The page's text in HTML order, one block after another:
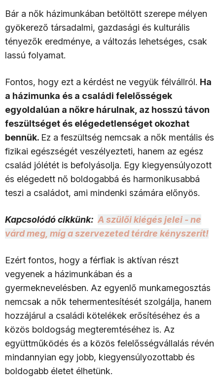
Bár a nők házimunkában betöltött szerepe mélyen
gyökerező társadalmi, gazdasági és kulturális
tényezők eredménye, a változás lehetséges, csak
lassú folyamat.
Fontos, hogy ezt a kérdést ne vegyük félvállról. Ha
a házimunka és a családi felelősségek
egyoldalúan a nőkre hárulnak, az hosszú távon
feszültséget és elégedetlenséget okozhat
bennük. Ez a feszültség nemcsak a nők mentális és
fizikai egészségét veszélyezteti, hanem az egész
család jólétét is befolyásolja. Egy kiegyensúlyozott
és elégedett nő boldogabbá és harmonikusabbá
teszi a családot, ami mindenki számára előnyös.
Kapcsolódó cikkünk: A szülői kiégés jelei - ne
várd meg, míg a szervezeted térdre kényszerít!
Ezért fontos, hogy a férfiak is aktívan részt
vegyenek a házimunkában és a
gyermeknevelésben. Az egyenlő munkamegosztás
nemcsak a nők tehermentesítését szolgálja, hanem
hozzájárul a családi kötelékek erősítéséhez és a
közös boldogság megteremtéséhez is. Az
együttműködés és a közös felelősségvállalás révén
mindannyian egy jobb, kiegyensúlyozottabb és
boldogabb életet élhetünk.